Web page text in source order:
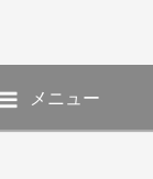
メニュー